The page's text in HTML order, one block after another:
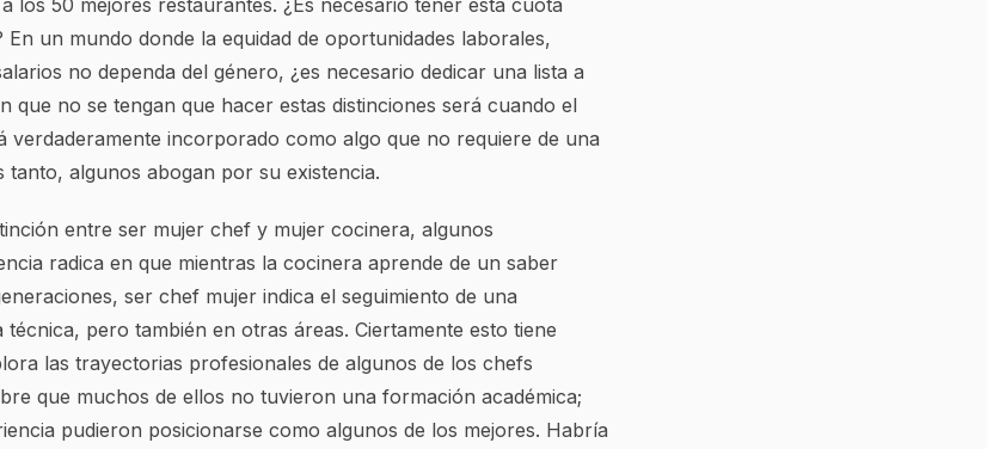
los 50 mejores restaurantes. ¿Es necesario tener esta cuota
En un mundo donde la equidad de oportunidades laborales,
no dependa del género, ¿es necesario dedicar una lista a
que no se tengan que hacer estas distinciones será cuando el
verdaderamente incorporado como algo que no requiere de una
tanto, algunos abogan por su existencia.
entre ser mujer chef y mujer cocinera, algunos
radica en que mientras la cocinera aprende de un saber
ser chef mujer indica el seguimiento de una
pero también en otras áreas. Ciertamente esto tiene
las trayectorias profesionales de algunos de los chefs
que muchos de ellos no tuvieron una formación académica;
pudieron posicionarse como algunos de los mejores. Habría